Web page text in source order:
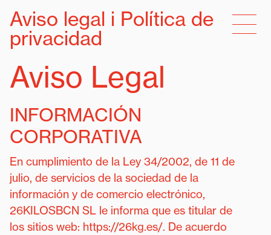
Aviso legal i Política de
privacidad
Aviso Legal
INFORMACIÓN
CORPORATIVA
En cumplimiento de la Ley 34/2002, de 11 de
julio, de servicios de la sociedad de la
información y de comercio electrónico,
26KILOSBCN SL le informa que es titular de
los sitios web: https://26kg.es/. De acuerdo